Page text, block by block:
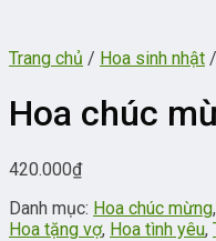
Trang chủ / Hoa sinh nhật /
Hoa chúc
420.000₫
Danh mục: Hoa chúc mừng,
Hoa tặng vợ, Hoa tình yêu,